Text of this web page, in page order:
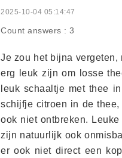
2025-10-04 05:14:47
Count answers : 3
Je zou het bijna vergeten,
erg leuk zijn om losse
leuk schaaltje met thee
schijfje citroen in de
ook niet ontbreken.
zijn natuurlijk ook
er ook niet direct een